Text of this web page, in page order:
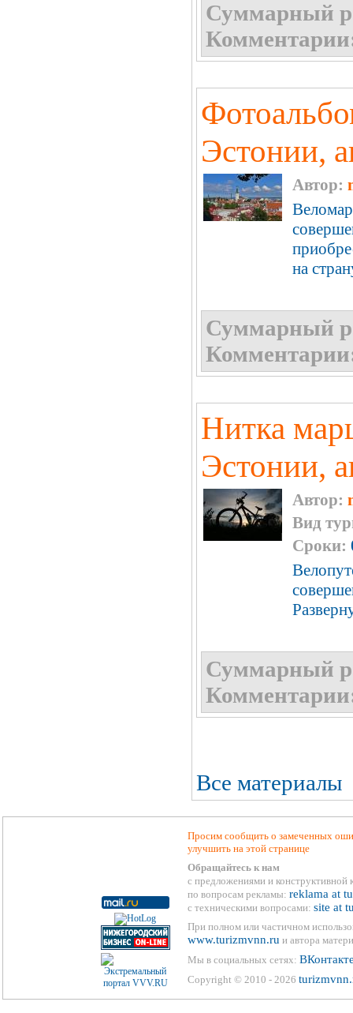
Суммарный
Эстонии,
Автор:
на
Суммарный
Нитка
Эстонии,
Автор:
Вид
Сроки:
Суммарный
Все материалы
Просим сообщить о замеченных
улучшить на этой странице
Обращайтесь к нам
с предложениями и конструктивной
по вопросам рекламы: reklama at
с техническими вопросами: site at
При полном или частичном
www.turizmvnn.ru и автора
Мы в социальных сетях:
Copyright © 2010 - 2026